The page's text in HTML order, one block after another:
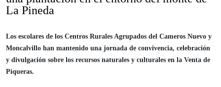
La Pineda
Los escolares de los Centros Rurales Agrupados del Cameros Nuevo y
Moncalvillo han mantenido una jornada de convivencia, celebración
y divulgación sobre los recursos naturales y culturales en la Venta de
Piqueras.